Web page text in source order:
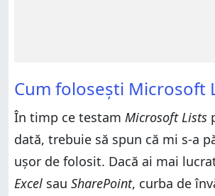
Cum folosești Microsoft
În timp ce testam Microsoft Lists
dată, trebuie să spun că mi s-a
ușor de folosit. Dacă ai mai
Excel sau SharePoint, curba de